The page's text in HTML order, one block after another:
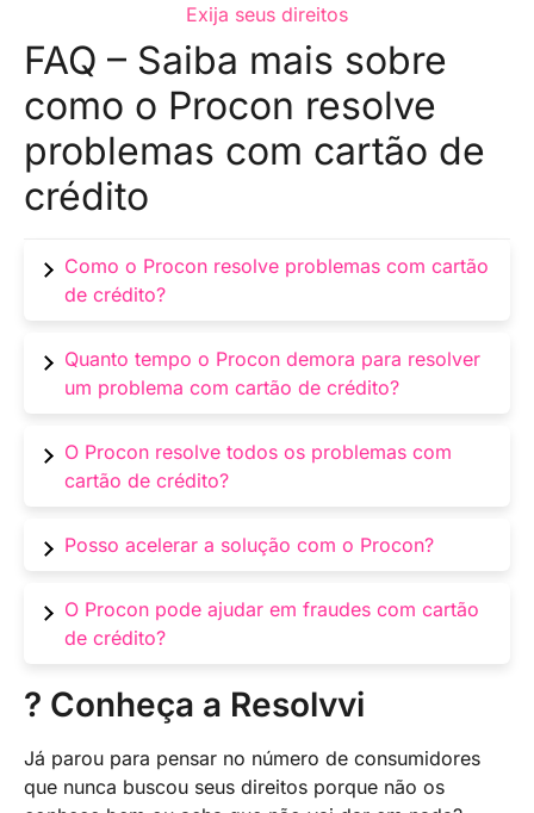
Exija seus direitos
FAQ – Saiba mais sobre
como o Procon resolve
problemas com cartão de
crédito
Como o Procon resolve problemas com cartão
de crédito?
O Procon auxilia em problemas como
cobranças indevidas, fraudes e estornos,
buscando uma solução junto à operadora.
Quanto tempo o Procon demora para resolver
um problema com cartão de crédito?
O tempo varia, mas o Procon geralmente busca
soluções rápidas, podendo levar algumas
O Procon resolve todos os problemas com
cartão de crédito?
O Procon atua em situações como fraudes,
cobranças não autorizadas e abusos de taxa,
contratuais.
Posso acelerar a solução com o Procon?
Sim, reunir documentos como faturas,
comprovantes e contratos pode agilizar o
O Procon pode ajudar em fraudes com cartão
de crédito?
Sim, o Procon pode mediar casos de fraudes,
orientando sobre o melhor caminho para
resolver o problema junto à operadora.
? Conheça a Resolvvi
Já parou para pensar no número de consumidores
que nunca buscou seus direitos porque não os